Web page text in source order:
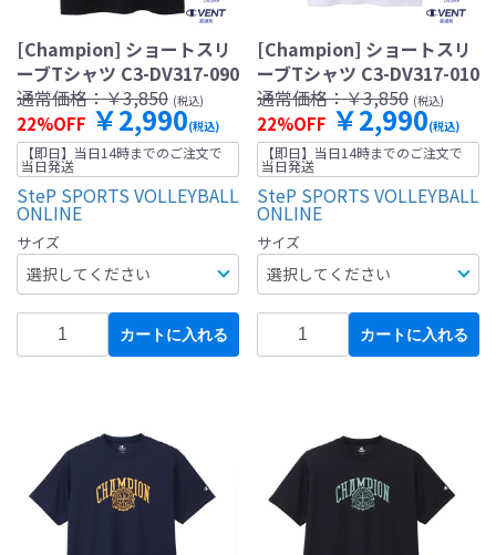
[Champion] ショートスリ
ーブTシャツ C3-DV317-090
通常価格：￥3,850 (税込)
22%OFF ￥2,990(税込)
【即日】当日14時までのご注文で
当日発送
SteP SPORTS VOLLEYBALL
ONLINE
サイズ
カートに入れる
[Champion] ショートスリ
ーブTシャツ C3-DV317-010
通常価格：￥3,850 (税込)
22%OFF ￥2,990(税込)
【即日】当日14時までのご注文で
当日発送
SteP SPORTS VOLLEYBALL
ONLINE
サイズ
カートに入れる